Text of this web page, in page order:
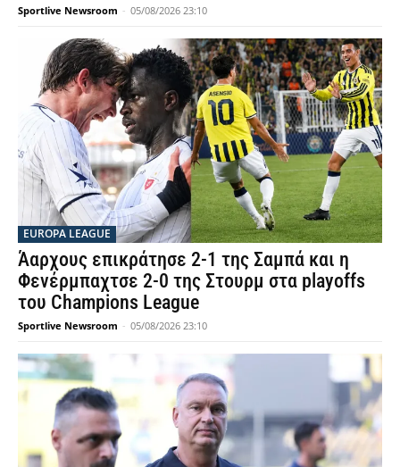
Sportlive Newsroom - 05/08/2026 23:10
EUROPA LEAGUE
Άαρχους επικράτησε 2-1 της Σαμπά και η
Φενέρμπαχτσε 2-0 της Στουρμ στα playoffs
του Champions League
Sportlive Newsroom - 05/08/2026 23:10